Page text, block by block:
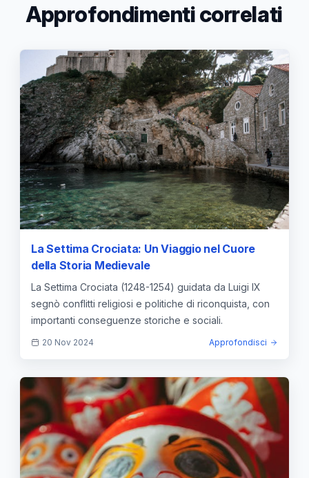
Approfondimenti correlati
La Settima Crociata: Un Viaggio nel Cuore
della Storia Medievale
La Settima Crociata (1248-1254) guidata da Luigi IX
segnò conflitti religiosi e politiche di riconquista, con
importanti conseguenze storiche e sociali.
20 Nov 2024 Approfondisci